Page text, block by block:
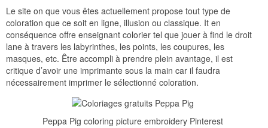
Le site on que vous êtes actuellement propose tout type de
coloration que ce soit en ligne, illusion ou classique. It en
conséquence offre enseignant colorier tel que jouer à find le droit
lane à travers les labyrinthes, les points, les coupures, les
masques, etc. Être accompli à prendre plein avantage, il est
critique d’avoir une imprimante sous la main car il faudra
nécessairement imprimer le sélectionné coloration.
Peppa Pig coloring picture embroidery Pinterest